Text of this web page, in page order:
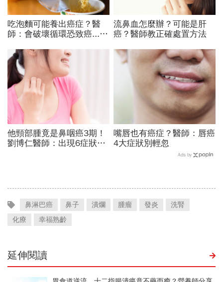
吃泡麵可能養出癌症？醫
師：會破壞循環恐致癌...多
流鼻血怎麼辦？可能是肝
癌？醫師教正確處置方法
他頸部腫竟是鼻咽癌3期！
劉博仁醫師：出現6症狀當
嘴唇也有癌症？醫師：唇癌
4大症狀別輕忽
Ads by
鼻淋巴癌 鼻子 潰爛 腫瘤 發炎
洗腎
化療
幸福熟齡
延伸閱讀